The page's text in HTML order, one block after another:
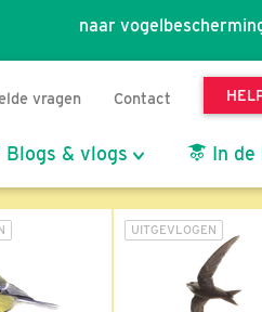
naar
vragen Contact
Blogs & vlogs In de
UITGEVLOGEN